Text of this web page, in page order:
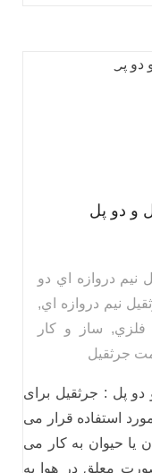
و دو پل
نيم دروازه اي دو
نيم دروازه اي,
, ساز و کار
جرثقیل
دو پل : جرثقیل برای
استفاده قرار می
یا حیوان به کار می
معلق در هوا به